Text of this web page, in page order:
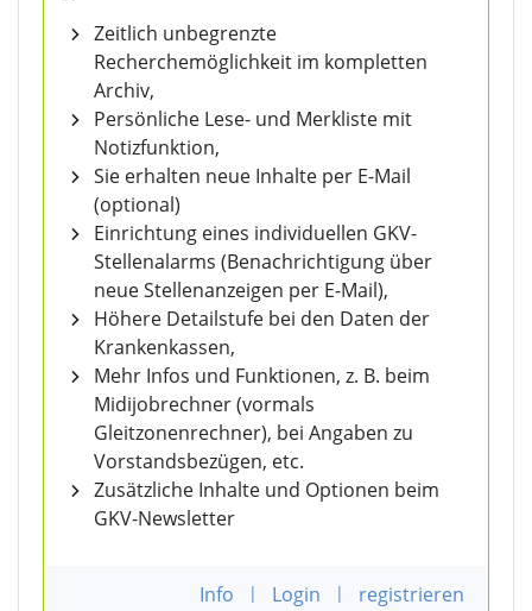
Zeitlich unbegrenzte
Recherchemöglichkeit im kompletten
Archiv,
Persönliche Lese- und Merkliste mit
Notizfunktion,
Sie erhalten neue Inhalte per E-Mail
(optional)
Einrichtung eines individuellen GKV-
Stellenalarms (Benachrichtigung über
neue Stellenanzeigen per E-Mail),
Höhere Detailstufe bei den Daten der
Krankenkassen,
Mehr Infos und Funktionen, z. B. beim
Midijobrechner (vormals
Gleitzonenrechner), bei Angaben zu
Vorstandsbezügen, etc.
Zusätzliche Inhalte und Optionen beim
GKV-Newsletter
Info | Login | registrieren